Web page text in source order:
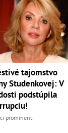
tajomstvo
Studenkovej: V
podstúpila
prominenti